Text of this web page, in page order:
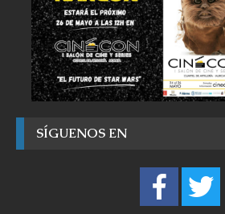
SÍGUENOS EN